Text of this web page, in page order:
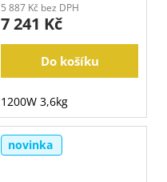
5 887 Kč bez DPH
7 241 Kč
Do košíku
1200W 3,6kg
novinka